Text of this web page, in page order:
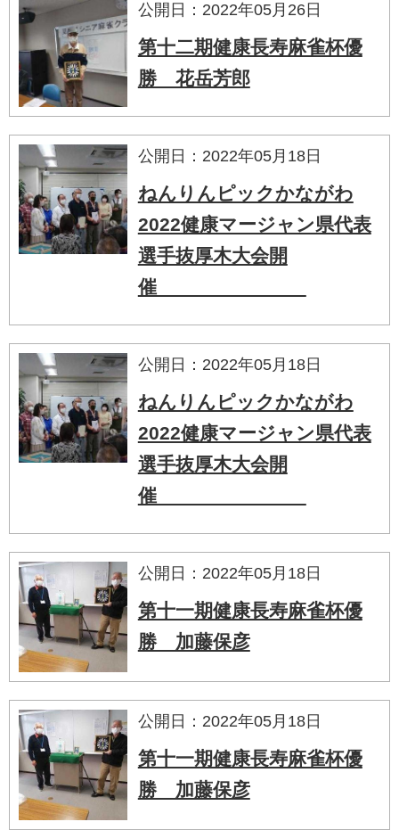
公開日：2022年05月26日
第十二期健康長寿麻雀杯優
勝 花岳芳郎
公開日：2022年05月18日
ねんりんピックかながわ
2022健康マージャン県代表
選手抜厚木大会開
催
公開日：2022年05月18日
ねんりんピックかながわ
2022健康マージャン県代表
選手抜厚木大会開
催
公開日：2022年05月18日
第十一期健康長寿麻雀杯優
勝 加藤保彦
公開日：2022年05月18日
第十一期健康長寿麻雀杯優
勝 加藤保彦